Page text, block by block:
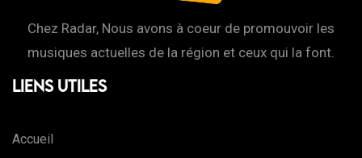
Chez Radar, Nous avons à coeur de promouvoir les
musiques actuelles de la région et ceux qui la font.
Liens Utiles
Accueil